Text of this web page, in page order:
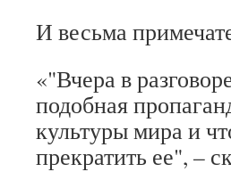
И весьма
«"Вчера в
подобная
культуры мира и
прекратить ее", –